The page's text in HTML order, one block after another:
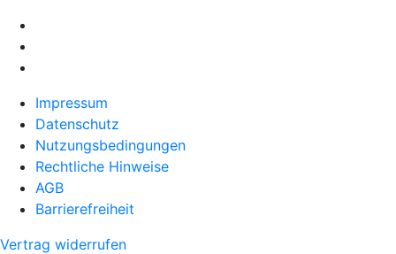
Impressum
Datenschutz
Nutzungsbedingungen
Rechtliche Hinweise
AGB
Barrierefreiheit
Vertrag widerrufen